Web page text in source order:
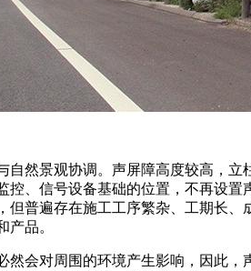
自然景观协调。声屏障高度较高，
控、信号设备基础的位置，不再设
但普遍存在施工工序繁杂、工期长
产品。
然会对周围的环境产生影响，因此